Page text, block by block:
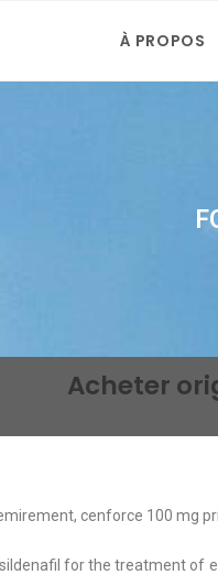
À PROPOS
Acheter
cenforce 100 mg
for the treatment of